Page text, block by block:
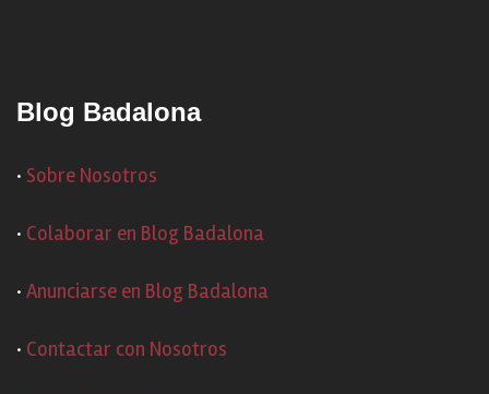
Blog Badalona
· Sobre Nosotros
· Colaborar en Blog Badalona
· Anunciarse en Blog Badalona
· Contactar con Nosotros